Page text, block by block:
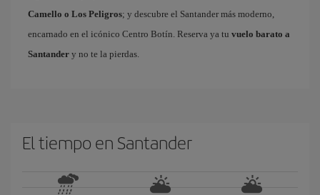
Camello o Los Peligros; y descubre el Santander más moderno,
encarnado en el icónico Centro Botín. Reserva ya tu vuelo barato a
Santander y no te la pierdas.
El tiempo en Santander